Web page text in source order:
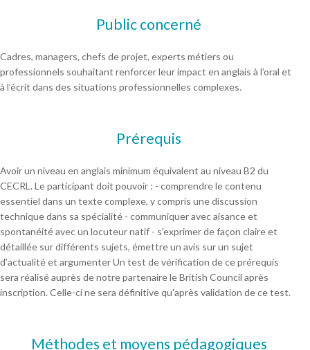
Public concerné
Cadres, managers, chefs de projet, experts métiers ou
professionnels souhaitant renforcer leur impact en anglais à l’oral et
à l’écrit dans des situations professionnelles complexes.
Prérequis
Avoir un niveau en anglais minimum équivalent au niveau B2 du
CECRL. Le participant doit pouvoir : - comprendre le contenu
essentiel dans un texte complexe, y compris une discussion
technique dans sa spécialité - communiquer avec aisance et
spontanéité avec un locuteur natif - s'exprimer de façon claire et
détaillée sur différents sujets, émettre un avis sur un sujet
d’actualité et argumenter Un test de vérification de ce prérequis
sera réalisé auprès de notre partenaire le British Council après
inscription. Celle-ci ne sera définitive qu'après validation de ce test.
Méthodes et moyens pédagogiques